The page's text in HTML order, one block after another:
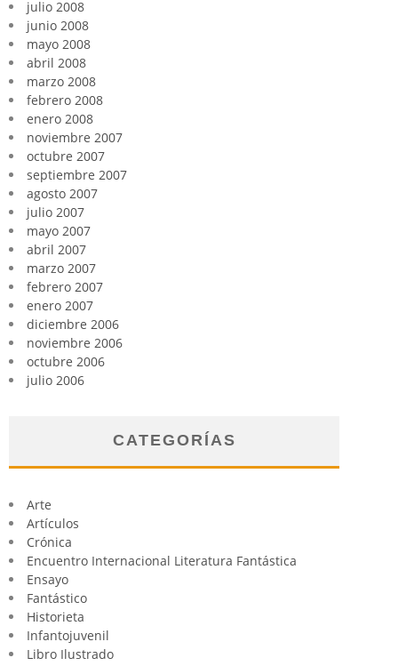
julio 2008
junio 2008
mayo 2008
abril 2008
marzo 2008
febrero 2008
enero 2008
noviembre 2007
octubre 2007
septiembre 2007
agosto 2007
julio 2007
mayo 2007
abril 2007
marzo 2007
febrero 2007
enero 2007
diciembre 2006
noviembre 2006
octubre 2006
julio 2006
CATEGORÍAS
Arte
Artículos
Crónica
Encuentro Internacional Literatura Fantástica
Ensayo
Fantástico
Historieta
Infantojuvenil
Libro Ilustrado